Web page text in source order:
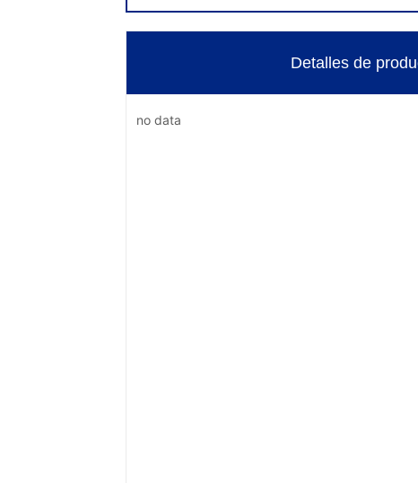
Detalles de
no data